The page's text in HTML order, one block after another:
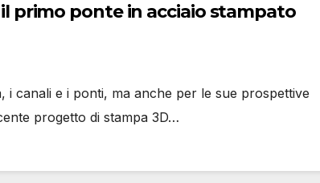
primo ponte in acciaio stampato
canali e i ponti, ma anche per le sue prospettive
progetto di stampa 3D…